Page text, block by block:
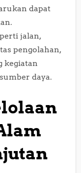
dapat
jalan,
pengolahan,
kegiatan
daya.